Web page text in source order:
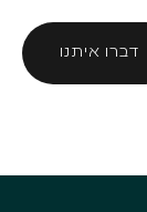
דברו איתנו